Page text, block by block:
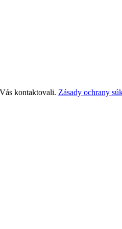
kontaktovali. Zásady ochrany